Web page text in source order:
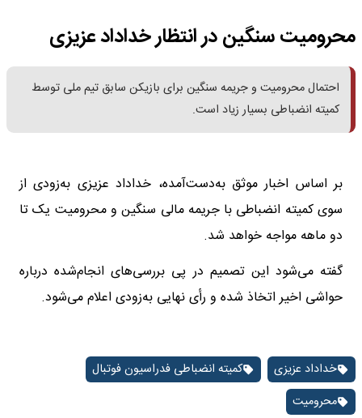
محرومیت سنگین در انتظار خداداد عزیزی
احتمال محرومیت و جریمه سنگین برای بازیکن سابق تیم ملی توسط
کمیته انضباطی بسیار زیاد است.
بر اساس اخبار موثق به‌دست‌آمده، خداداد عزیزی به‌زودی از
سوی کمیته انضباطی با جریمه مالی سنگین و محرومیت یک تا
دو ماهه مواجه خواهد شد.
گفته می‌شود این تصمیم در پی بررسی‌های انجام‌شده درباره
حواشی اخیر اتخاذ شده و رأی نهایی به‌زودی اعلام می‌شود.
خداداد عزیزی
کمیته انضباطی فدراسیون فوتبال
محرومیت